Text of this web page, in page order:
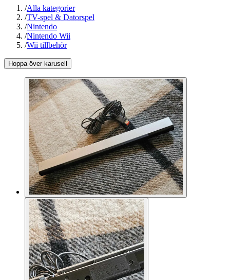
/Alla kategorier
/TV-spel & Datorspel
/Nintendo
/Nintendo Wii
/Wii tillbehör
Hoppa över karusell